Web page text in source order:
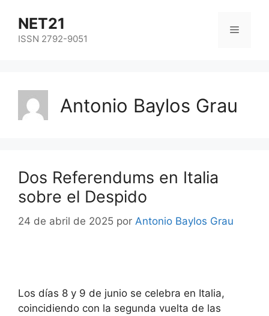
NET21
ISSN 2792-9051
Antonio Baylos Grau
Dos Referendums en Italia
sobre el Despido
24 de abril de 2025 por Antonio Baylos Grau
Los días 8 y 9 de junio se celebra en Italia,
coincidiendo con la segunda vuelta de las